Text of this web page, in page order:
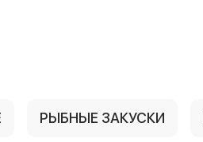
РЫБНЫЕ ЗАКУСКИ